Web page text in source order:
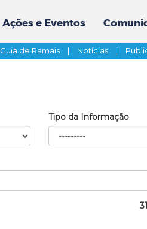
Ações e Eventos
Guia de Ramais | Notícias |
Tipo da Informação